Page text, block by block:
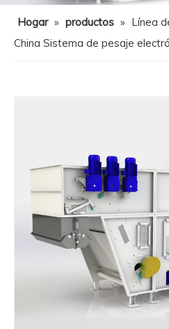
Hogar » productos » Línea
China Sistema de pesaje